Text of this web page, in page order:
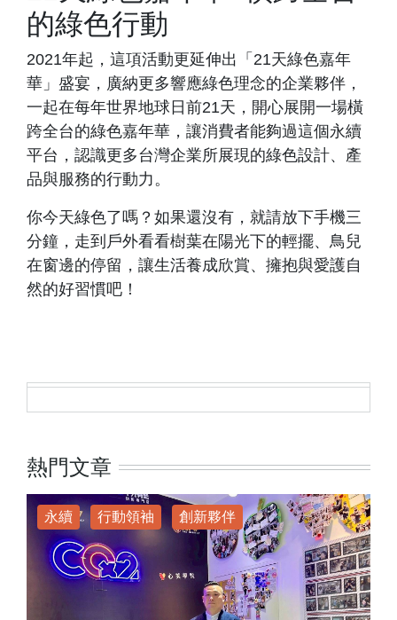
的綠色行動
2021年起，這項活動更延伸出「21天綠色嘉年
華」盛宴，廣納更多響應綠色理念的企業夥伴，
一起在每年世界地球日前21天，開心展開一場橫
跨全台的綠色嘉年華，讓消費者能夠過這個永續
平台，認識更多台灣企業所展現的綠色設計、產
品與服務的行動力。
你今天綠色了嗎？如果還沒有，就請放下手機三
分鐘，走到戶外看看樹葉在陽光下的輕擺、鳥兒
在窗邊的停留，讓生活養成欣賞、擁抱與愛護自
然的好習慣吧！
熱門文章
永續 行動領袖 創新夥伴